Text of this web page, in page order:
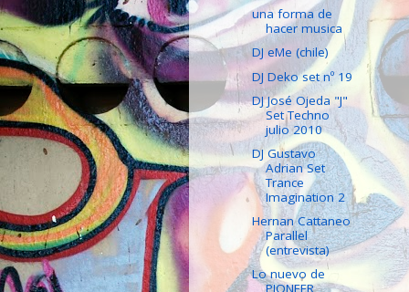
una forma de
hacer musica
DJ eMe (chile)
DJ Deko set nº 19
DJ José Ojeda "J"
Set Techno
julio 2010
DJ Gustavo
Adrian Set
Trance
Imagination 2
Hernan Cattaneo
Parallel
(entrevista)
Lo nuevo de
PIONEER